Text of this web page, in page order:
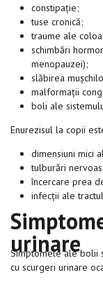
constipație;
tuse cronică;
traume ale
schimbări
menopauzei);
slăbirea
malformații
boli ale
Enurezisul la copii
dimensiuni mici
tulburări
încercare prea
infecții ale
urinare
Simptomele ale bolii
cu scurgeri urinare